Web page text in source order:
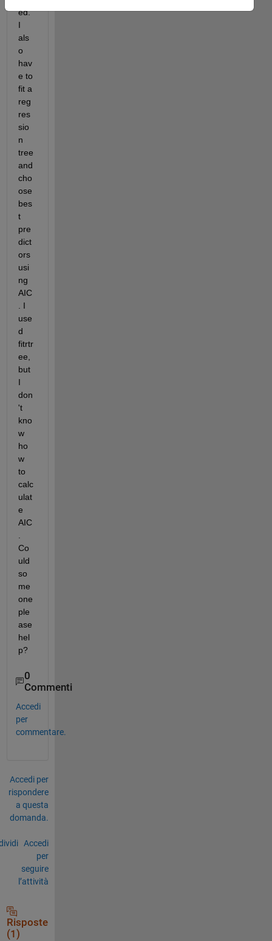
ed.
I
als
o
hav
e to
fit a
reg
res
sio
n
tree
and
cho
ose
bes
t
pre
dict
ors
usi
ng
AIC
. I
use
d
fitrtr
ee,
but
I
don
't
kno
w
ho
w
to
calc
ulat
e
AIC
Co
uld
so
me
one
ple
ase
hel
p?
0
Commenti
Accedi
per
commentare.
Accedi per
rispondere
a questa
domanda.
Accedi
per
seguire
l’attività
Risposte
(1)